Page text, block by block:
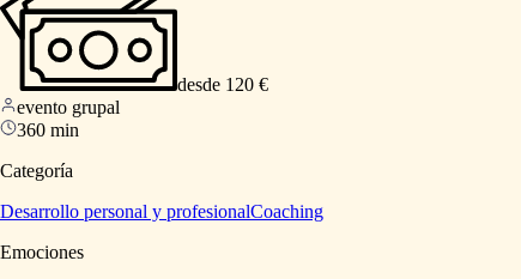
desde 120 €
evento grupal
360 min
Categoría
Desarrollo personal y profesionalCoaching
Emociones